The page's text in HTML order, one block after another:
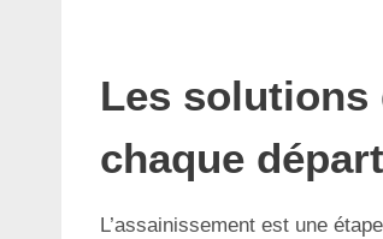
Les solutions
chaque
L’assainissement est une